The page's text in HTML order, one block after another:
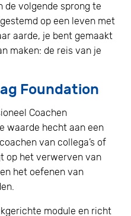
de volgende sprong te
op een leven met
aarde, je bent gemaakt
maken: de reis van je
Foundation
Coachen
waarde hecht aan een
van collega’s of
op het verwerven van
het oefenen van
module en richt